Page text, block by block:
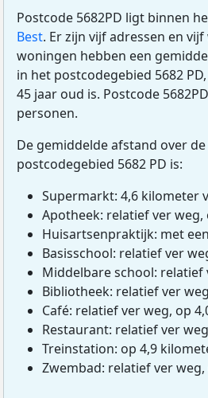
Postcode 5682PD ligt binnen
Best. Er zijn vijf adressen en
woningen hebben een
in het postcodegebied 5682
45 jaar oud is. Postcode
personen.
De gemiddelde afstand over
postcodegebied 5682 PD is:
Supermarkt: 4,6 kilometer
Apotheek: relatief ver
Huisartsenpraktijk: met
Basisschool: relatief ver
Middelbare school:
Bibliotheek: relatief ver
Café: relatief ver weg, op
Restaurant: relatief ver
Treinstation: op 4,9
Zwembad: relatief ver